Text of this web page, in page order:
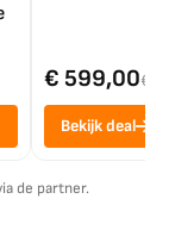
€ 599,00€
Bekijk deal
de partner.